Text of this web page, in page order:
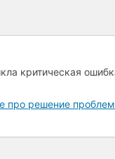
критическая
про решение